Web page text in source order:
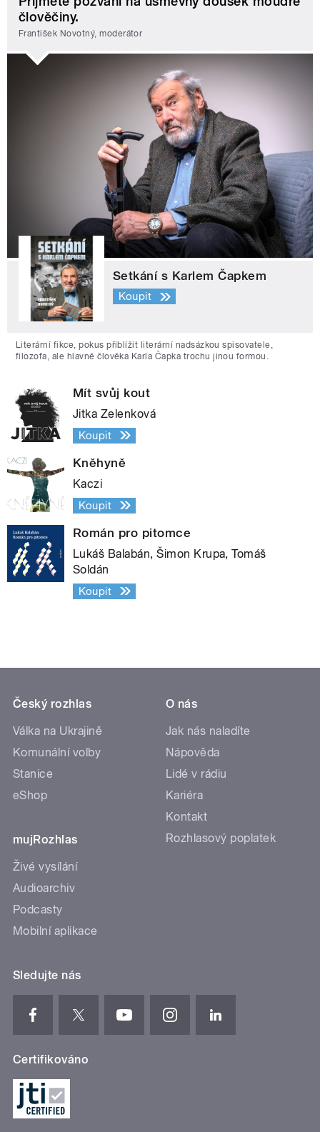
člověčiny.
František Novotný, moderátor
Setkání s Karlem Čapkem
Koupit
Literární fikce, pokus přiblížit literární nadsázkou spisovatele,
filozofa, ale hlavně člověka Karla Čapka trochu jinou formou.
Mít svůj kout
Jitka Zelenková
Koupit
Kněhyně
Kaczi
Koupit
Román pro pitomce
Lukáš Balabán, Šimon Krupa, Tomáš
Soldán
Koupit
Český rozhlas
Válka na Ukrajině
Komunální volby
Stanice
eShop
mujRozhlas
Živé vysílání
Audioarchiv
Podcasty
Mobilní aplikace
O nás
Jak nás naladíte
Nápověda
Lidé v rádiu
Kariéra
Kontakt
Rozhlasový poplatek
Sledujte nás
Certifikováno